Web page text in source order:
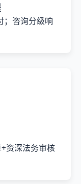
；咨询分级响
资深法务审核